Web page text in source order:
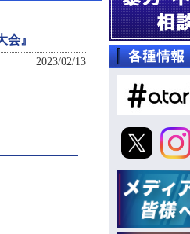
』
2023/02/13